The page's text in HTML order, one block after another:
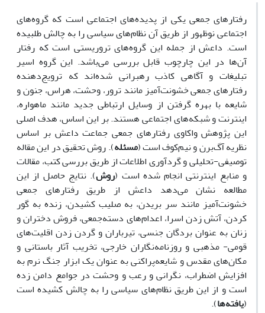
رفتارهای جمعی یکی از پدیده‌های اجتماعی است که گروه‌های
اجتماعی نوظهور از طریق آن نظام‌های سیاسی را به چالش طلبیده
است. داعش از جمله این گروه‌های تروریستی است که رفتار
آن‌ها در این چارچوب قابل بررسی می‌باشد. این گروه اسیر
تبلیغات و آگاهی کاذب رهبرانی شده‌اند که ترویج‌دهنده
رفتارهای جمعی خشونت‌آمیز مانند ترور، وحشت، هراس، جنون و
شایعه با بهره گرفتن از وسایل ارتباطی جدید مانند ماهواره،
اینترنت و شبکه‌های اجتماعی هستند. بر این اساس، هدف اصلی
این پژوهش واکاوی رفتارهای جمعی جماعت داعش بر اساس
نظریه آگ‌برن و نیم‌کوف است (مسئله). روش تحقیق در این مقاله
توصیفی-تحلیلی و گردآوری اطلاعات از طریق بررسی کتب، مقالات
و منابع اینترنتی انجام شده است (روش). نتایج حاصل از این
مطالعه نشان می‌دهد داعش از طریق رفتارهای جمعی
خشونت‌آمیز مانند سر بریدن، به صلیب کشیدن، زنده به گور
کردن، آتش زدن اسرا، اعدام‌های دسته‌جمعی، فروش دختران و
زنان به عنوان بردگان جنسی، تیرباران و گردن زدن اقلیت‌های
قومی- مذهبی و روزنامه‌نگاران خارجی، تخریب آثار باستانی و
مکان‌های مقدس و شایعه‌پراکنی به عنوان یک ابزار جنگ نرم به
افزایش اضطراب، نگرانی و رعب و وحشت در جوامع دامن زده
است و از این طریق نظام‌های سیاسی را به چالش کشیده است
(یافته‌ها).